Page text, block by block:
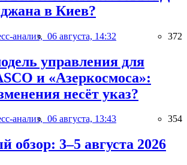
в Киев?
анализ, 06 августа, 14:32 372
управления для
и «Азеркосмоса»:
несёт указ?
анализ, 06 августа, 13:43 354
обзор: 3–5 августа 2026